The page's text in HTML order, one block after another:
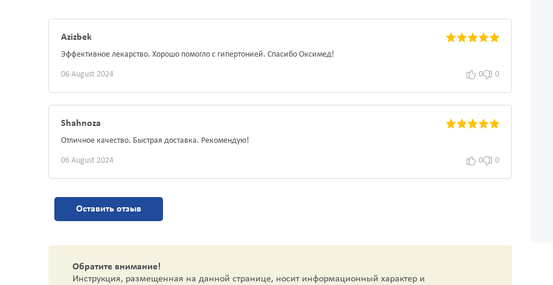
Azizbek
Эффективное лекарство. Хорошо помогло с гипертонией. Спасибо Оксимед!
06 August 2024 0 0
Shahnoza
Отличное качество. Быстрая доставка. Рекомендую!
06 August 2024 0 0
Оставить отзыв
Обратите внимание!
Инструкция, размещенная на данной странице, носит информационный характер и